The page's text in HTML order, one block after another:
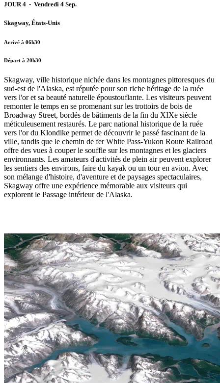
JOUR 4 - Vendredi 4 Sep.
Skagway, États-Unis
Arrivé à 06h30
Départ à 20h30
Skagway, ville historique nichée dans les montagnes pittoresques du
sud-est de l'Alaska, est réputée pour son riche héritage de la ruée
vers l'or et sa beauté naturelle époustouflante. Les visiteurs peuvent
remonter le temps en se promenant sur les trottoirs de bois de
Broadway Street, bordés de bâtiments de la fin du XIXe siècle
méticuleusement restaurés. Le parc national historique de la ruée
vers l'or du Klondike permet de découvrir le passé fascinant de la
ville, tandis que le chemin de fer White Pass-Yukon Route Railroad
offre des vues à couper le souffle sur les montagnes et les glaciers
environnants. Les amateurs d'activités de plein air peuvent explorer
les sentiers des environs, faire du kayak ou un tour en avion. Avec
son mélange d'histoire, d'aventure et de paysages spectaculaires,
Skagway offre une expérience mémorable aux visiteurs qui
explorent le Passage intérieur de l'Alaska.